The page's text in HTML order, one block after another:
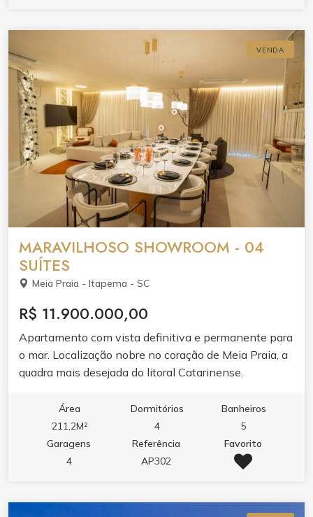
VENDA
MARAVILHOSO SHOWROOM - 04
SUÍTES
Meia Praia - Itapema - SC
R$ 11.900.000,00
Apartamento com vista definitiva e permanente para
o mar. Localização nobre no coração de Meia Praia, a
quadra mais desejada do litoral Catarinense.
Área
211,2M²
Dormitórios
4
Banheiros
5
Garagens
4
Referência
AP302
Favorito